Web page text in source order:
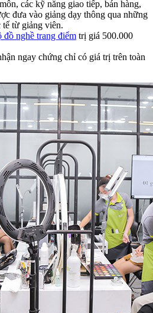
các kỹ năng giao tiếp, bán hàng,
đưa vào giảng dạy thông qua những
từ giảng viên.
đồ nghề trang điểm trị giá 500.000
ngay chứng chỉ có giá trị trên toàn